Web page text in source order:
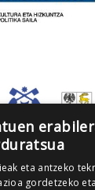
eta antzeko
gordetzeko